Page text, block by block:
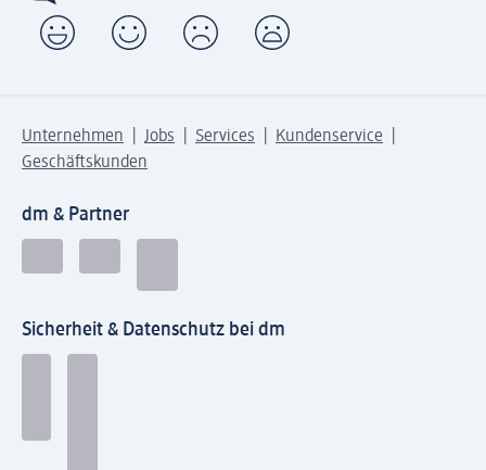
Unternehmen Jobs Services
Kundenservice
Geschäftskunden
dm & Partner
Sicherheit & Datenschutz bei dm